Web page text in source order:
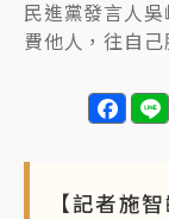
民進黨發言人
費他人，往自
【記者施